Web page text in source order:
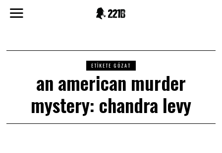
ETIKETE GÖZAT
an american murder
mystery: chandra levy